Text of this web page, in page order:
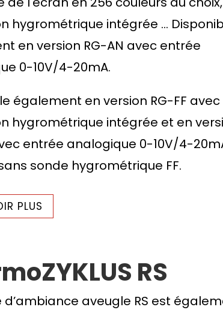
hygrométrique intégrée ...
en version RG-AN avec entrée
0-10V/4-20mA.
également en version RG-FF avec
hygrométrique intégrée et en
entrée analogique 0-10V/4-
sonde hygrométrique FF.
PLUS
RS
d’ambiance aveugle RS est